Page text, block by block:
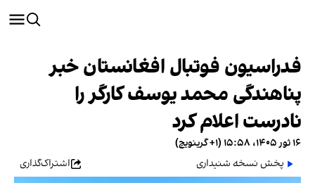
فدراسیون فوتبال افغانستان خبر
پناهندگی محمد یوسف کارگر را
نادرست اعلام کرد
۱۶ ثور ۱۴۰۵، ۱۵:۵۸ (‎+۱ گرینویچ)
پخش نسخه شنیداری
اشتراک‌گذاری